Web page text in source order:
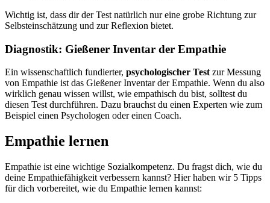
Wichtig ist, dass dir der Test natürlich nur eine grobe Richtung zur
Selbsteinschätzung und zur Reflexion bietet.
Diagnostik: Gießener Inventar der Empathie
Ein wissenschaftlich fundierter, psychologischer Testzur Messung
von Empathie ist das Gießener Inventar der Empathie. Wenn du also
wirklich genau wissen willst, wie empathisch du bist, solltest du
diesen Test durchführen. Dazu brauchst du einen Experten wie zum
Beispiel einen Psychologen oder einen Coach.
Empathie lernen
Empathie ist eine wichtige Sozialkompetenz. Du fragst dich, wie du
deine Empathiefähigkeit verbessern kannst? Hier haben wir 5 Tipps
für dich vorbereitet, wie du Empathie lernen kannst: